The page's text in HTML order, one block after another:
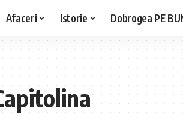
Afaceri Istorie Dobrogea PE